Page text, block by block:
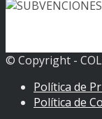
© Copyright -
Política de
Política de